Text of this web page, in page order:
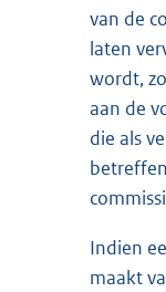
van de
laten
wordt,
aan de
die als
Indien
maakt